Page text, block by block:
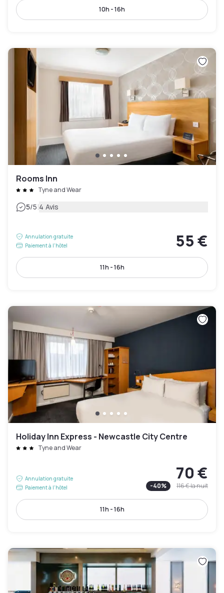
10h - 16h
Rooms Inn
Tyne and Wear
5/5|4 Avis
Annulation gratuite
Paiement à l'hôtel
55 €
11h - 16h
Holiday Inn Express - Newcastle City Centre
Tyne and Wear
Annulation gratuite
Paiement à l'hôtel
70 €
-40% 116 €la nuit
11h - 16h